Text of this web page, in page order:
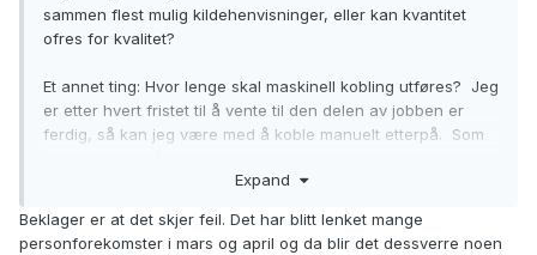
sammen flest mulig kildehenvisninger, eller kan kvantitet
ofres for kvalitet?
Et annet ting: Hvor lenge skal maskinell kobling utføres? Jeg
er etter hvert fristet til å vente til den delen av jobben er
ferdig, så kan jeg være med å koble manuelt etterpå. Som
antatt ferdig personprofil. Og å splitte personer kan være
flere av de "involverte". For én person er det gjerne dåp,
Expand
Beklager er at det skjer feil. Det har blitt lenket mange
personforekomster i mars og april og da blir det dessverre noen